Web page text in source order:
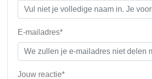
E-mailadres*
Jouw reactie*